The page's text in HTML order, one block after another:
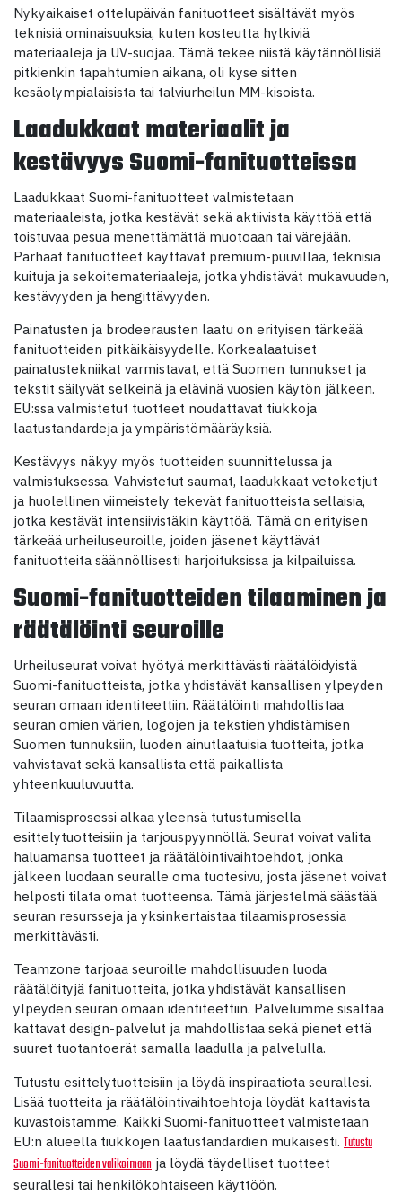
Nykyaikaiset ottelupäivän fanituotteet sisältävät myös
teknisiä ominaisuuksia, kuten kosteutta hylkiviä
materiaaleja ja UV-suojaa. Tämä tekee niistä käytännöllisiä
pitkienkin tapahtumien aikana, oli kyse sitten
kesäolympialaisista tai talviurheilun MM-kisoista.
Laadukkaat materiaalit ja
kestävyys Suomi-fanituotteissa
Laadukkaat Suomi-fanituotteet valmistetaan
materiaaleista, jotka kestävät sekä aktiivista käyttöä että
toistuvaa pesua menettämättä muotoaan tai värejään.
Parhaat fanituotteet käyttävät premium-puuvillaa, teknisiä
kuituja ja sekoitemateriaaleja, jotka yhdistävät mukavuuden,
kestävyyden ja hengittävyyden.
Painatusten ja brodeerausten laatu on erityisen tärkeää
fanituotteiden pitkäikäisyydelle. Korkealaatuiset
painatustekniikat varmistavat, että Suomen tunnukset ja
tekstit säilyvät selkeinä ja elävinä vuosien käytön jälkeen.
EU:ssa valmistetut tuotteet noudattavat tiukkoja
laatustandardeja ja ympäristömääräyksiä.
Kestävyys näkyy myös tuotteiden suunnittelussa ja
valmistuksessa. Vahvistetut saumat, laadukkaat vetoketjut
ja huolellinen viimeistely tekevät fanituotteista sellaisia,
jotka kestävät intensiivistäkin käyttöä. Tämä on erityisen
tärkeää urheiluseuroille, joiden jäsenet käyttävät
fanituotteita säännöllisesti harjoituksissa ja kilpailuissa.
Suomi-fanituotteiden tilaaminen ja
räätälöinti seuroille
Urheiluseurat voivat hyötyä merkittävästi räätälöidyistä
Suomi-fanituotteista, jotka yhdistävät kansallisen ylpeyden
seuran omaan identiteettiin. Räätälöinti mahdollistaa
seuran omien värien, logojen ja tekstien yhdistämisen
Suomen tunnuksiin, luoden ainutlaatuisia tuotteita, jotka
vahvistavat sekä kansallista että paikallista
yhteenkuuluvuutta.
Tilaamisprosessi alkaa yleensä tutustumisella
esittelytuotteisiin ja tarjouspyynnöllä. Seurat voivat valita
haluamansa tuotteet ja räätälöintivaihtoehdot, jonka
jälkeen luodaan seuralle oma tuotesivu, josta jäsenet voivat
helposti tilata omat tuotteensa. Tämä järjestelmä säästää
seuran resursseja ja yksinkertaistaa tilaamisprosessia
merkittävästi.
Teamzone tarjoaa seuroille mahdollisuuden luoda
räätälöityjä fanituotteita, jotka yhdistävät kansallisen
ylpeyden seuran omaan identiteettiin. Palvelumme sisältää
kattavat design-palvelut ja mahdollistaa sekä pienet että
suuret tuotantoerät samalla laadulla ja palvelulla.
Tutustu esittelytuotteisiin ja löydä inspiraatiota seurallesi.
Lisää tuotteita ja räätälöintivaihtoehtoja löydät kattavista
kuvastoistamme. Kaikki Suomi-fanituotteet valmistetaan
EU:n alueella tiukkojen laatustandardien mukaisesti. Tutustu
Suomi-fanituotteiden valikoimaan ja löydä täydelliset tuotteet
seurallesi tai henkilökohtaiseen käyttöön.